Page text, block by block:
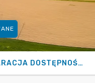
DEKLARACJA DOSTĘPNOŚCI